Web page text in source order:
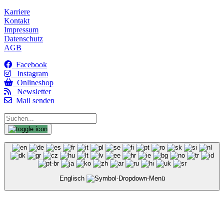
Karriere
Kontakt
Impressum
Datenschutz
AGB
Facebook
Instagram
Onlineshop
Newsletter
Mail senden
Englisch